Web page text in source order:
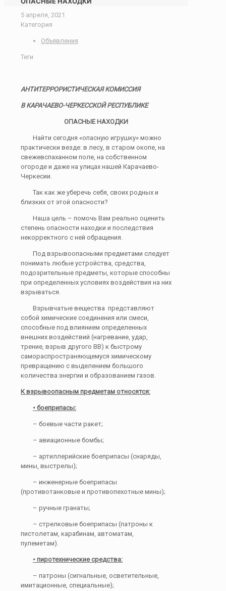
5 апреля, 2021
Категория
Объявления
Теги
АНТИТЕРРОРИСТИЧЕСКАЯ КОМИССИЯ
В КАРАЧАЕВО-ЧЕРКЕССКОЙ РЕСПУБЛИКЕ
ОПАСНЫЕ НАХОДКИ
Найти сегодня «опасную игрушку» можно
практически везде: в лесу, в старом окопе, на
свежевспаханном поле, на собственном
огороде и даже на улицах нашей Карачаево-
Черкесии.
Так как же уберечь себя, своих родных и
близких от этой опасности?
Наша цель – помочь Вам реально оценить
степень опасности находки и последствия
некорректного с ней обращения.
Под взрывоопасными предметами следует
понимать любые устройства, средства,
подозрительные предметы, которые способны
при определенных условиях воздействия на них
взрываться.
Взрывчатые вещества представляют
собой химические соединения или смеси,
способные под влиянием определенных
внешних воздействий (нагревание, удар,
трение, взрыв другого ВВ) к быстрому
самораспространяющемуся химическому
превращению с выделением большого
количества энергии и образованием газов.
К взрывоопасным предметам относятся:
• боеприпасы:
– боевые части ракет;
– авиационные бомбы;
– артиллерийские боеприпасы (снаряды,
мины, выстрелы);
– инженерные боеприпасы
(противотанковые и противопехотные мины);
– ручные гранаты;
– стрелковые боеприпасы (патроны к
пистолетам, карабинам, автоматам,
пулеметам).
• пиротехнические средства:
– патроны (сигнальные, осветительные,
имитационные, специальные);